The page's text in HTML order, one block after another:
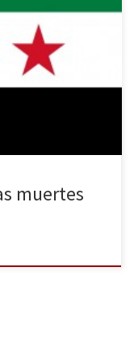
más crítico,
unas condiciones
de ayuda
prepara para unas
muertes